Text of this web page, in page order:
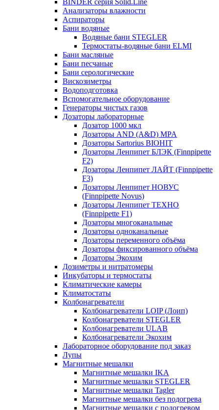
BINDER серия Solid.Line
Анализаторы влажности
Аспираторы
Бани водяные
Водяные бани STEGLER
Термостаты-водяные бани ELMI
Бани масляные
Бани песчаные
Бани серологические
Вискозиметры
Водоподготовка
Вспомогательное оборудование
Генераторы чистых газов
Дозаторы лабораторные
Дозатор 1000 мкл
Дозаторы AND (A&D) MPA
Дозаторы Sartorius BIOHIT
Дозаторы Ленпипет БЛЭК (Finnpipette
F2)
Дозаторы Ленпипет ЛАЙТ (Finnpipette
F3)
Дозаторы Ленпипет НОВУС
(Finnpipette Novus)
Дозаторы Ленпипет ТЕХНО
(Finnpipette F1)
Дозаторы многоканальные
Дозаторы одноканальные
Дозаторы переменного объёма
Дозаторы фиксированного объёма
Дозаторы Экохим
Дозиметры и нитратомеры
Инкубаторы и термостаты
Климатические камеры
Климатостаты
Колбонагреватели
Колбонагреватели LOIP (Лоип)
Колбонагреватели STEGLER
Колбонагреватели ULAB
Колбонагреватели Экохим
Лабораторное оборудование под заказ
Лупы
Магнитные мешалки
Магнитные мешалки IKA
Магнитные мешалки STEGLER
Магнитные мешалки Tagler
Магнитные мешалки без подогрева
Магнитные мешалки с подогревом